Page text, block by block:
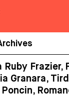
Ruby Frazier,
Granara,